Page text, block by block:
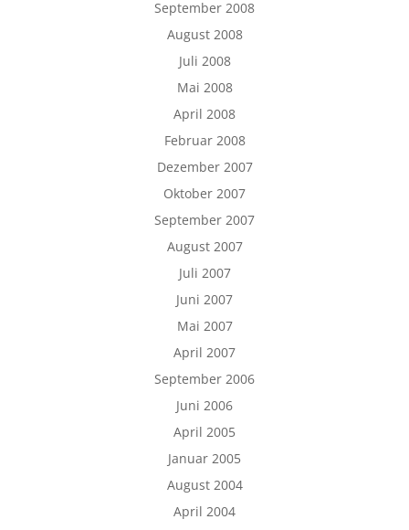
September 2008
August 2008
Juli 2008
Mai 2008
April 2008
Februar 2008
Dezember 2007
Oktober 2007
September 2007
August 2007
Juli 2007
Juni 2007
Mai 2007
April 2007
September 2006
Juni 2006
April 2005
Januar 2005
August 2004
April 2004